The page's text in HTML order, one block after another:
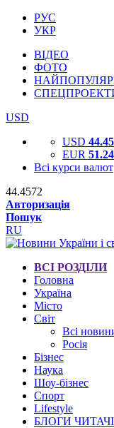
РУС
УКР
ВІДЕО
ФОТО
USD
USD
EUR
Всі курси валют
44.4572
Авторизація
Пошук
RU
ВСІ РОЗДІЛИ
Головна
Україна
Місто
Світ
Всі
Росія
Бізнес
Наука
Шоу-бізнес
Спорт
Lifestyle
БЛОГИ